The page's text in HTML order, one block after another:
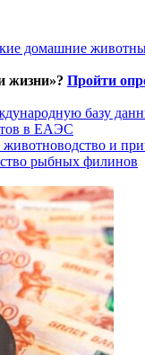
домашние
жизни»? Пройти
базу
в ЕАЭС
и
рыбных филинов